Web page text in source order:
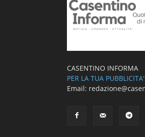
CASENTINO INFORMA
PER LA TUA
Email: